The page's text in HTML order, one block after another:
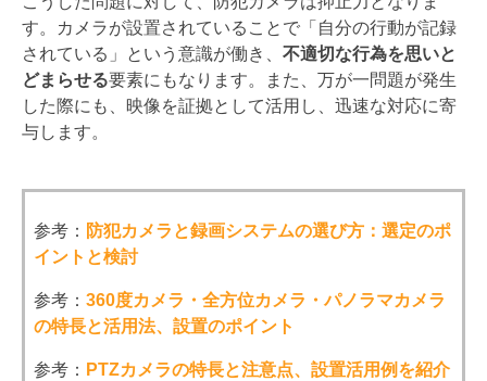
す。カメラが設置されていることで「自分の行動が記録
されている」という意識が働き、 不適切な行為を思いと
どまらせる要素にもなります。また、万が一問題が発生
した際にも、映像を証拠として活用し、迅速な対応に寄
与します。
参考： 防犯カメラと録画システムの選び方：選定のポ
イントと検討
参考： 360度カメラ・全方位カメラ・パノラマカメラ
の特長と活用法、設置のポイント
参考： PTZカメラの特長と注意点、設置活用例を紹介